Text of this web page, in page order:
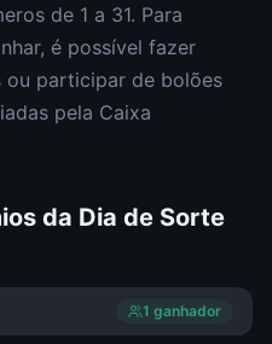
de 1 a 31. Para
é possível fazer
ou participar de bolões
pela Caixa
da Dia de Sorte
1 ganhador